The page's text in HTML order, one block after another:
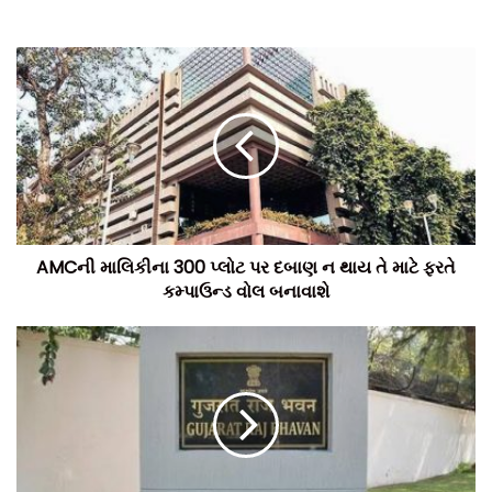
AMCની માલિકીના 300 પ્લોટ પર દબાણ ન થાય તે માટે ફરતે
કમ્પાઉન્ડ વોલ બનાવાશે